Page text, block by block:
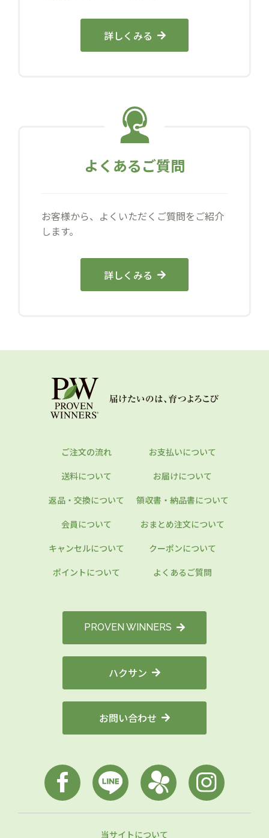
詳しくみる
よくあるご質問
お客様から、よくいただくご質問をご紹介
します。
詳しくみる
ご注文の流れ
お支払いについて
送料について
お届けについて
返品・交換について
領収書・納品書について
会員について
おまとめ注文について
キャンセルについて
クーポンについて
ポイントについて
よくあるご質問
PROVEN WINNERS
ハクサン
お問い合わせ
当サイトについて